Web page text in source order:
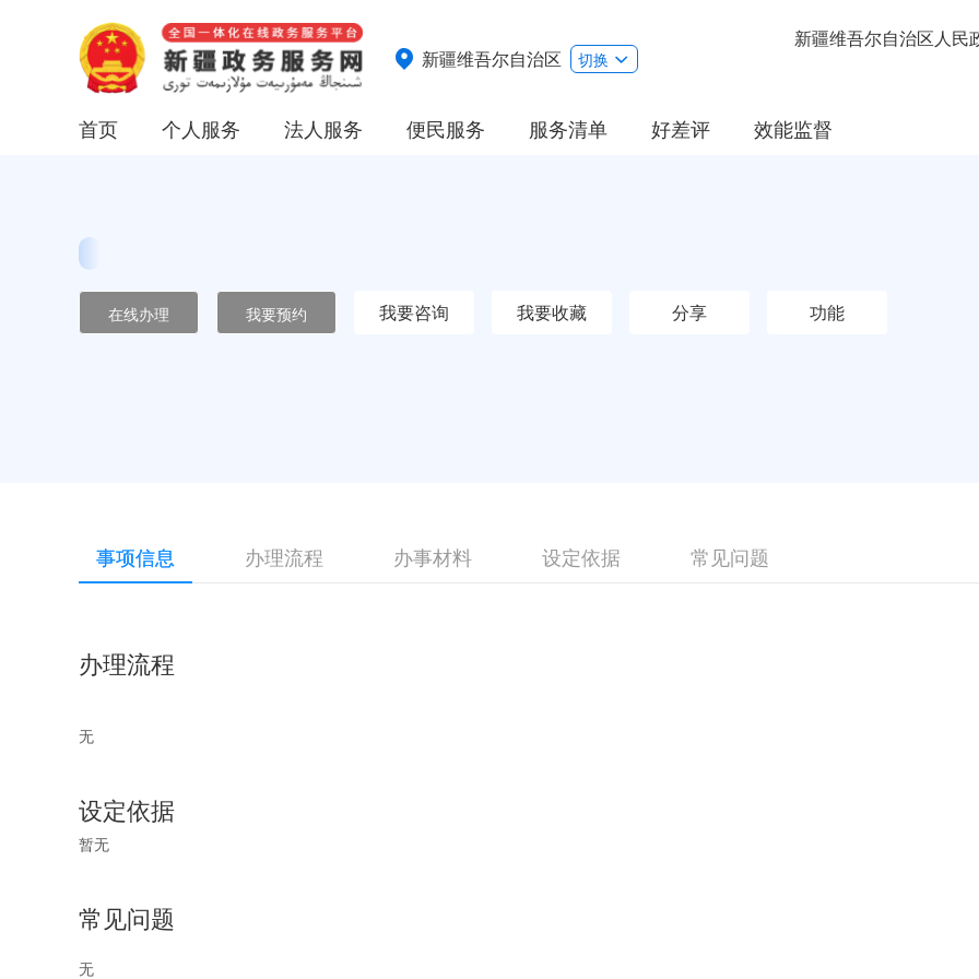
新疆维吾尔自治区 切换
新疆维吾尔自治区人民
首页 个人服务 法人服务 便民服务 服务清单 好差评 效能监督
在线办理 我要预约 我要咨询 我要收藏 分享 功能
事项信息 办理流程 办事材料 设定依据 常见问题
办理流程
无
设定依据
暂无
常见问题
无